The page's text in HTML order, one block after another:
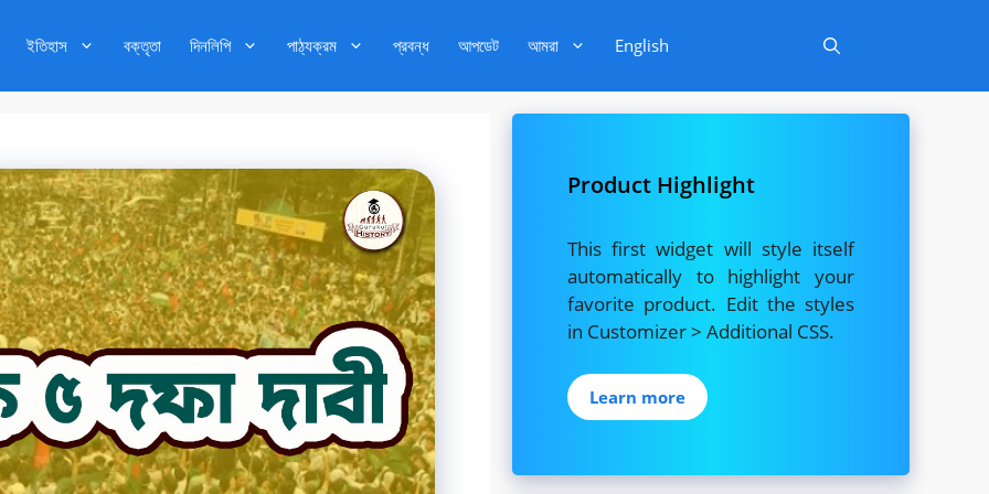
ইতিহাস বক্তৃতা দিনলিপি পাঠ্যক্রম প্রবন্ধ আপডেট আমরা English
Product Highlight
This first widget will style itself
automatically to highlight your
favorite product. Edit the styles
in Customizer > Additional CSS.
Learn more